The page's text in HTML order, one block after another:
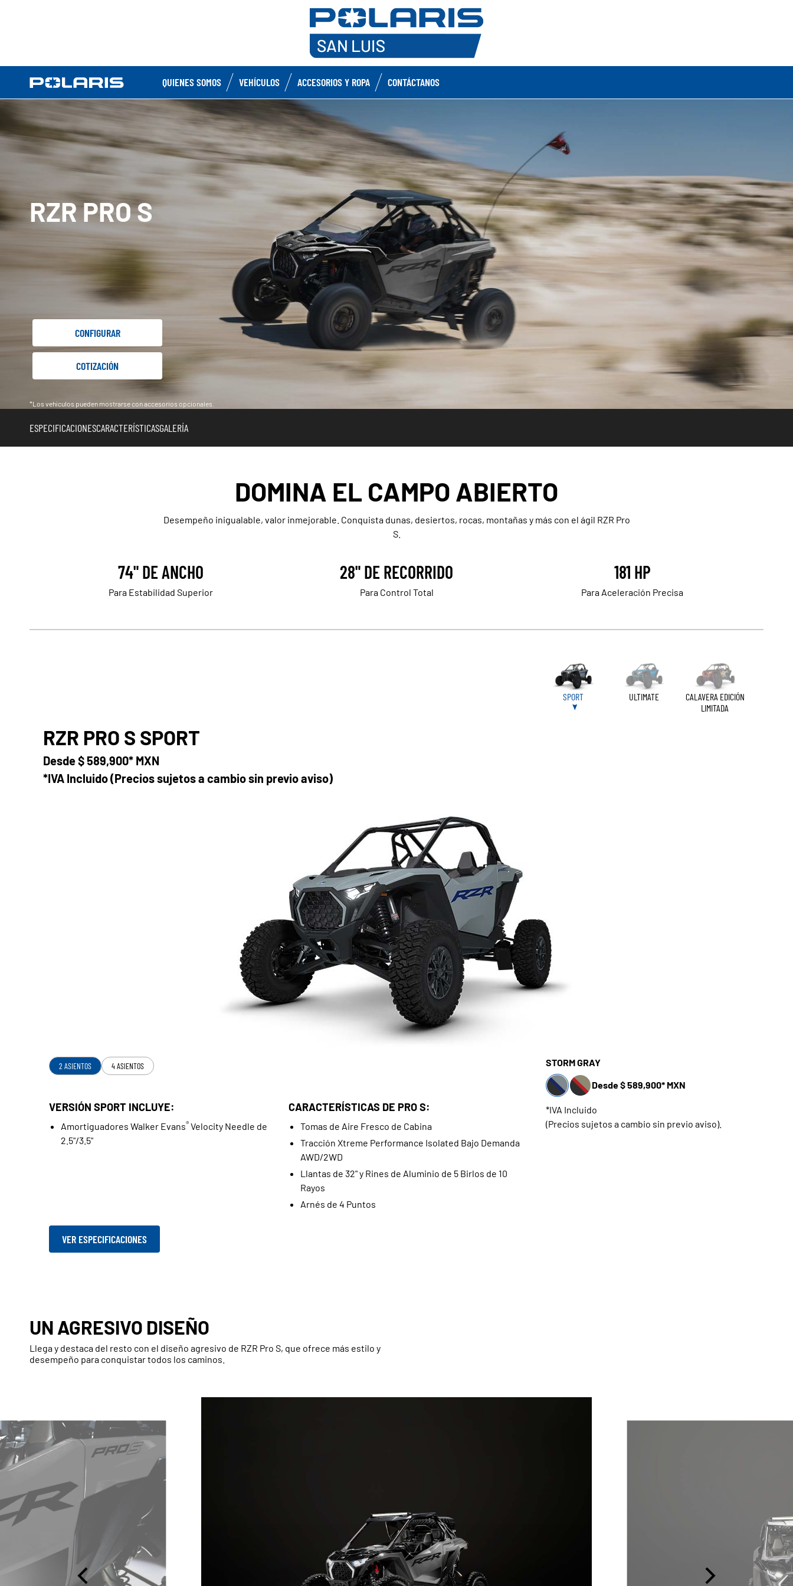
QUIENES SOMOS VEHÍCULOS ACCESORIOS Y ROPA CONTÁCTANOS
RZR PRO S
CONFIGURAR
COTIZACIÓN
*Los vehículos pueden mostrarse con accesorios opcionales.
ESPECIFICACIONESCARACTERÍSTICASGALERÍA
DOMINA EL CAMPO ABIERTO
Desempeño inigualable, valor inmejorable. Conquista dunas, desiertos, rocas, montañas y más con el ágil RZR Pro
S.
74" DE ANCHO
Para Estabilidad Superior
28" DE RECORRIDO
Para Control Total
181 HP
Para Aceleración Precisa
SPORT ULTIMATE
CALAVERA EDICIÓN
LIMITADA
RZR PRO S SPORT
Desde$ 589,900* MXN
*IVA Incluido (Precios sujetos a cambio sin previo aviso)
2 ASIENTOS 4 ASIENTOS STORM GRAY
Desde $ 589,900* MXN
*IVA Incluido
(Precios sujetos a cambio sin previo aviso).
VERSIÓN SPORT INCLUYE:
Amortiguadores Walker Evans®Velocity Needle de
2.5"/3.5"
CARACTERÍSTICAS DE PRO S:
Tomas de Aire Fresco de Cabina
Tracción Xtreme Performance Isolated Bajo Demanda
AWD/2WD
Llantas de 32" y Rines de Aluminio de 5 Birlos de 10
Rayos
Arnés de 4 Puntos
VER ESPECIFICACIONES
UN AGRESIVO DISEÑO
Llega y destaca del resto con el diseño agresivo de RZR Pro S, que ofrece más estilo y
desempeño para conquistar todos los caminos.